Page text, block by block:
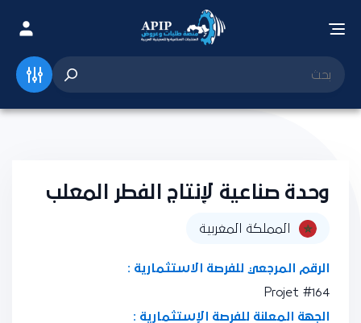
وحدة صناعية لإنتاج الفطر المعلب
المملكة المغربية
الرقم المرجعي للفرصة الاستثمارية :
Projet #164
الجهة المعلنة للفرصة الإستثمارية :